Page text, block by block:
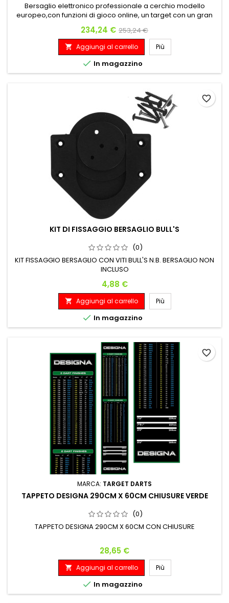
Bersaglio elettronico professionale a cerchio modello
europeo,con funzioni di gioco online, un target con un gran
online totalmente gratuita
Prezzo
234,24 € Prezzo base
253,24 €
 Aggiungi al carrello Più
 In magazzino
KIT DI FISSAGGIO BERSAGLIO BULL'S
(0)
KIT FISSAGGIO BERSAGLIO CON VITI BULL'S N.B. BERSAGLIO NON
INCLUSO
Prezzo
4,88 €
 Aggiungi al carrello Più
 In magazzino
favorite_border
MARCA: TARGET DARTS
TAPPETO DESIGNA 290CM X 60CM CHIUSURE VERDE
(0)
TAPPETO DESIGNA 290CM X 60CM CON CHIUSURE
Prezzo
28,65 €
 Aggiungi al carrello Più
 In magazzino
favorite_border